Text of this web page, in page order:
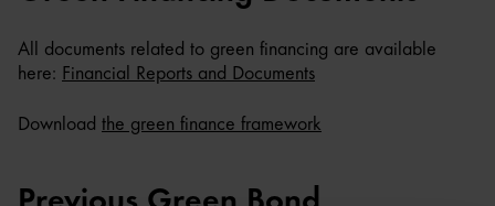
All documents related to green financing are available
here: Financial Reports and Documents
Download the green finance framework